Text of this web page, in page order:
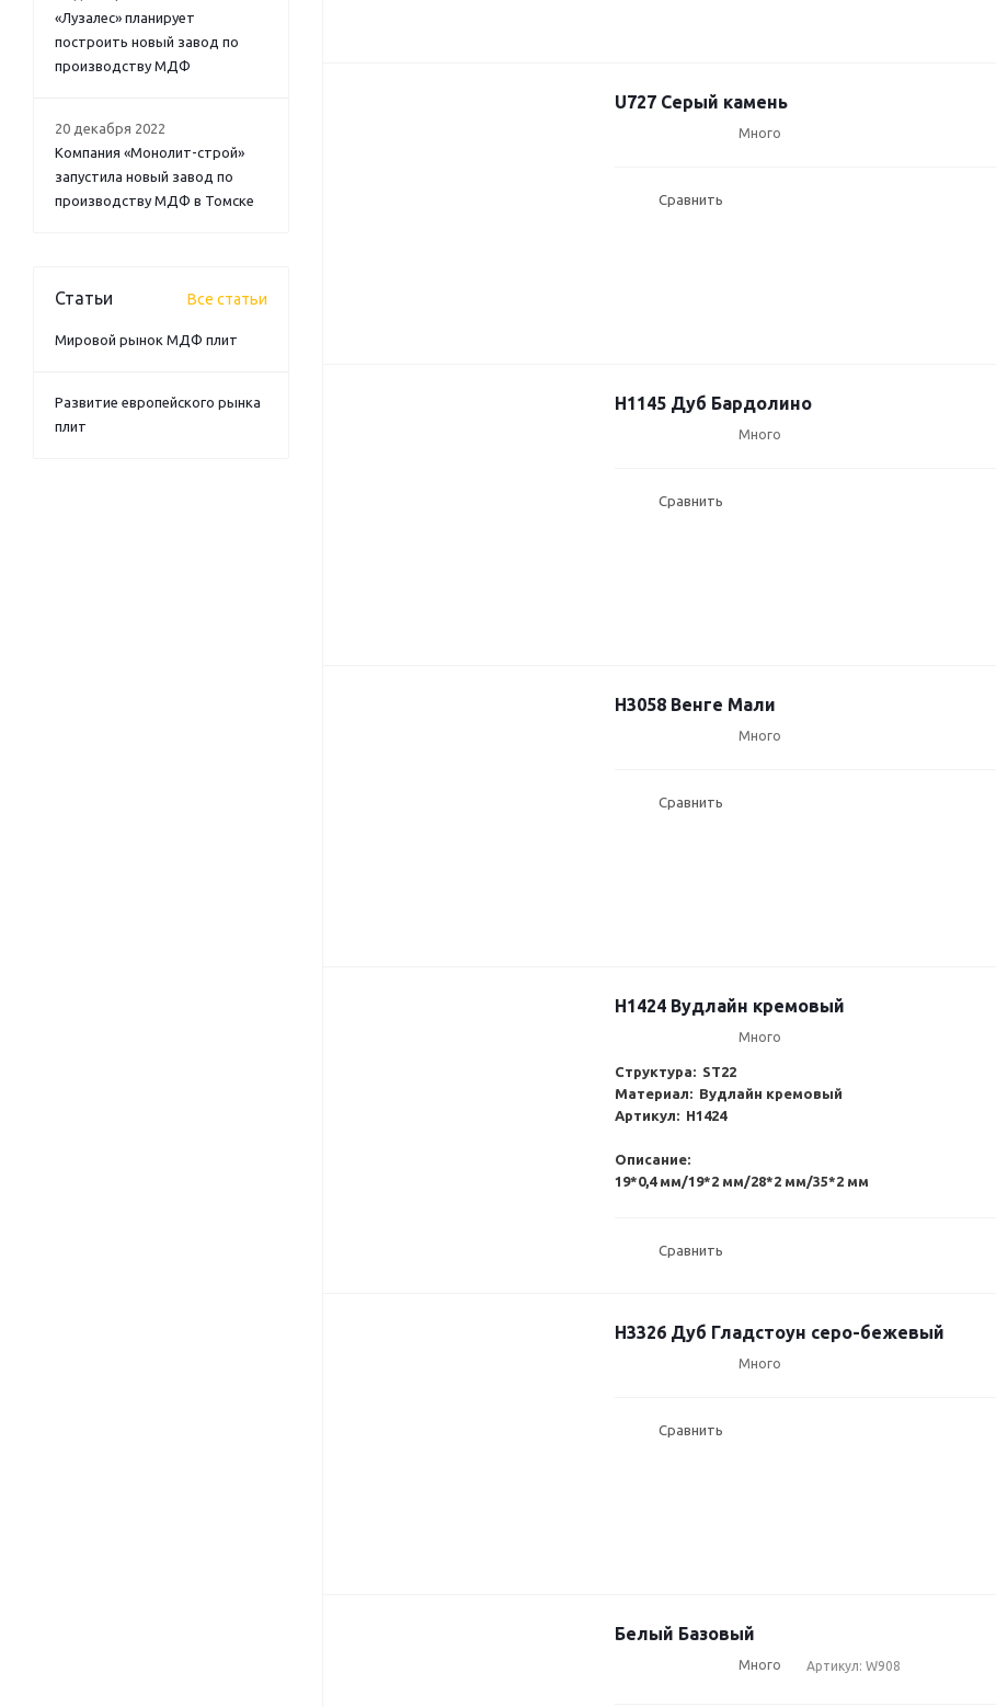
U727 Серый камень
Много
Сравнить
H1145 Дуб Бардолино
Много
Сравнить
H3058 Венге Мали
Много
Сравнить
H1424 Вудлайн кремовый
Много
Структура: ST22
Материал: Вудлайн кремовый
Артикул: H1424
Описание:
19*0,4 мм/19*2 мм/28*2 мм/35*2 мм
Сравнить
H3326 Дуб Гладстоун серо-бежевый
Много
Сравнить
Белый Базовый
Много Артикул: W908
«Лузалес» планирует
построить новый завод по
производству МДФ
20 декабря 2022
Компания «Монолит-строй»
запустила новый завод по
производству МДФ в Томске
Статьи Все статьи
Мировой рынок МДФ плит
Развитие европейского рынка
плит